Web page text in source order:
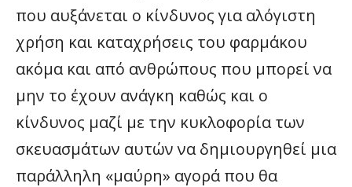
που αυξάνεται ο κίνδυνος για αλόγιστη
χρήση και καταχρήσεις του φαρμάκου
ακόμα και από ανθρώπους που μπορεί να
μην το έχουν ανάγκη καθώς και ο
κίνδυνος μαζί με την κυκλοφορία των
σκευασμάτων αυτών να δημιουργηθεί μια
παράλληλη «μαύρη» αγορά που θα